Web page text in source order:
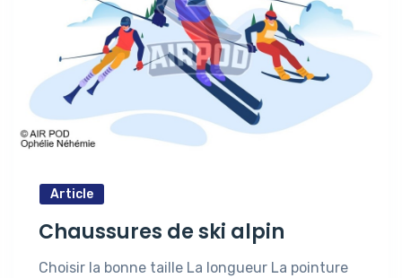
Article
Chaussures de ski alpin
Choisir la bonne taille La longueur La pointure